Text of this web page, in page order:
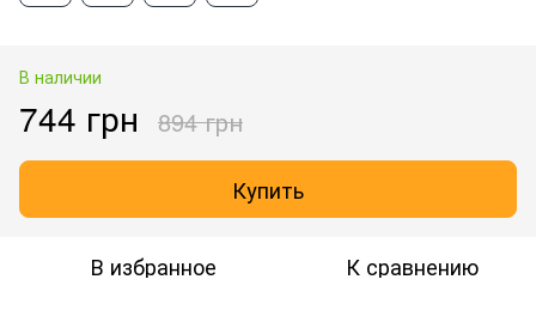
В наличии
744 грн 894 грн
Купить
В избранное К сравнению